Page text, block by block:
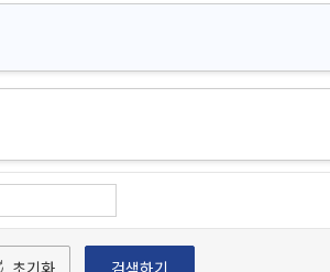
초기화 검색하기